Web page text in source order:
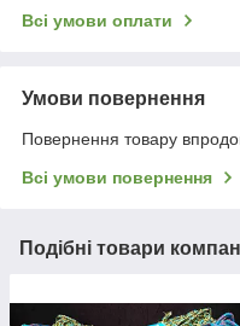
Всі умови оплати
Умови повернення
Повернення товару
Всі умови повернення
Подібні товари